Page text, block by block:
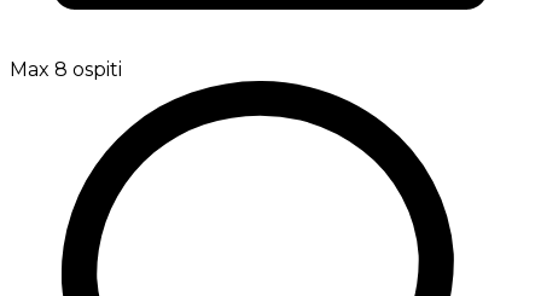
Max 8 ospiti